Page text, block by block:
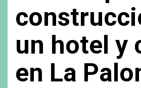
un hotel y
en La